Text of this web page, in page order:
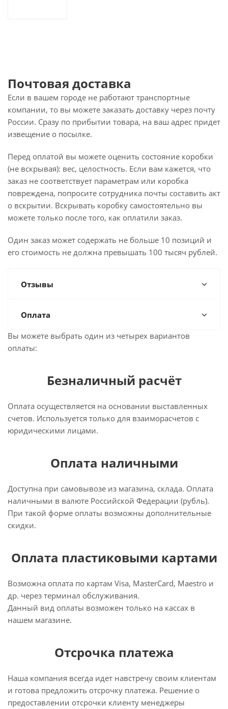
Почтовая доставка
Если в вашем городе не работают транспортные
компании, то вы можете заказать доставку через почту
России. Сразу по прибытии товара, на ваш адрес придет
извещение о посылке.
Перед оплатой вы можете оценить состояние коробки
(не вскрывая): вес, целостность. Если вам кажется, что
заказ не соответствует параметрам или коробка
повреждена, попросите сотрудника почты составить акт
о вскрытии. Вскрывать коробку самостоятельно вы
можете только после того, как оплатили заказ.
Один заказ может содержать не больше 10 позиций и
его стоимость не должна превышать 100 тысяч рублей.
Отзывы
Оплата
Вы можете выбрать один из четырех вариантов
оплаты:
Безналичный расчёт
Оплата осуществляется на основании выставленных
счетов. Используется только для взаиморасчетов с
юридическими лицами.
Оплата наличными
Доступна при самовывозе из магазина, склада. Оплата
наличными в валюте Российской Федерации (рубль).
При такой форме оплаты возможны дополнительные
скидки.
Оплата пластиковыми картами
Возможна оплата по картам Visa, MasterCard, Maestro и
др. через терминал обслуживания.
Данный вид оплаты возможен только на кассах в
нашем магазине.
Отсрочка платежа
Наша компания всегда идет навстречу своим клиентам
и готова предложить отсрочку платежа. Решение о
предоставлении отсрочки клиенту менеджеры